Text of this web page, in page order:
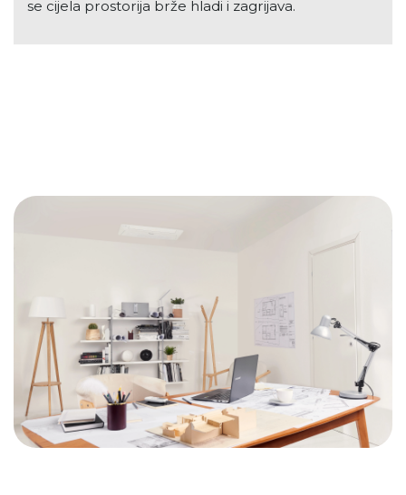
se cijela prostorija brže hladi i zagrijava.